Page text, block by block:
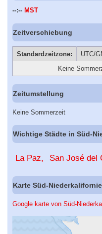
--:-- MST
Zeitverschiebung
Standardzeitzone:
UTC/
Keine
Zeitumstellung
Keine Sommerzeit
Wichtige Städte in Süd-
La Paz San José del
Karte Süd-
Google karte von Süd-